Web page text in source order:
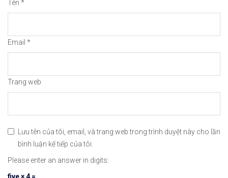
😘Cảm ơn bạn đã xem thông tin😘🍀🤗Chúc bạn
#icmarkets #exness #taichinh #dautu #chungkhoan
Tên *
Email *
Trang web
Lưu tên của tôi, email, và trang web trong trình duyệt này cho lần
bình luận kế tiếp của tôi.
Please enter an answer in digits: